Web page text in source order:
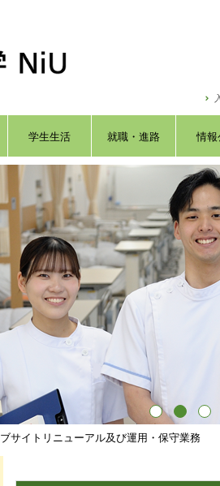
学生生活 就職・進路 情報
サイトリニューアル及び運用・保守業務